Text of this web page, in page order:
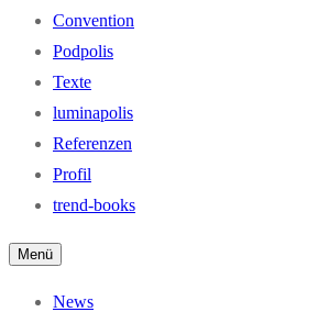
Convention
Podpolis
Texte
luminapolis
Referenzen
Profil
trend-books
Menü
News